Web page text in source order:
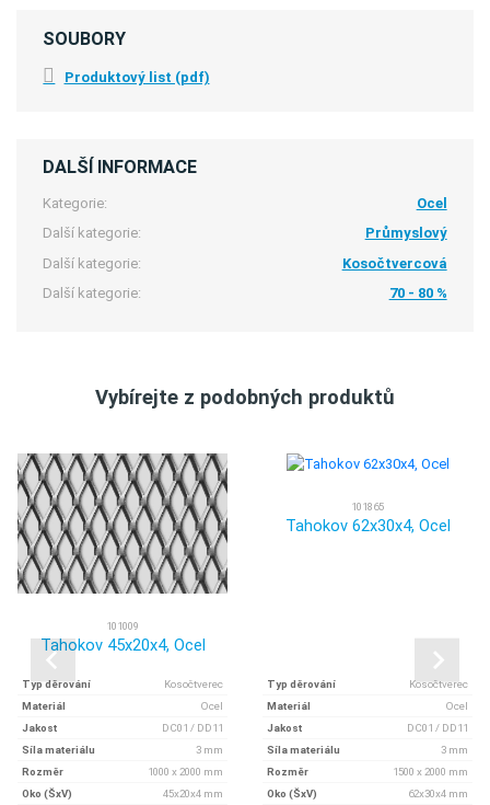
SOUBORY
Produktový list (pdf)
DALŠÍ INFORMACE
Kategorie:
Ocel
Další kategorie:
Průmyslový
Další kategorie:
Kosočtvercová
Další kategorie:
70 - 80 %
Vybírejte z podobných produktů
101009
Tahokov 45x20x4, Ocel
Typ děrování
Kosočtverec
Materiál
Ocel
Jakost
DC01 / DD11
Síla materiálu
3 mm
Rozměr
1000 x 2000 mm
Oko (ŠxV)
45x20x4 mm
101865
Tahokov 62x30x4, Ocel
Typ děrování
Kosočtverec
Materiál
Ocel
Jakost
DC01 / DD11
Síla materiálu
3 mm
Rozměr
1500 x 2000 mm
Oko (ŠxV)
62x30x4 mm